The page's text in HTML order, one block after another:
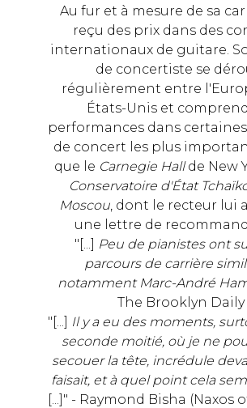
Au fur et à mesure de sa
reçu des prix dans des
internationaux de guitare.
de concertiste se
régulièrement entre
États-Unis et
performances dans
de concert les plus
que le Carnegie Hallde New
Conservatoire d'État
Moscou, dont le recteur lui
une lettre de
"[...] Peu de pianistes ont
parcours de carrière
notamment Marc-André
The Brooklyn Daily
"[...] Il y a eu des moments,
seconde moitié, où je ne
secouer la tête, incrédule
faisait, et à quel point cela
[...]" - Raymond Bisha (Naxos